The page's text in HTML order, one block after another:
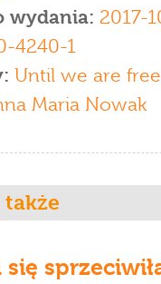
wydania: 2017-
4240-1
Until we are free
Maria Nowak
także